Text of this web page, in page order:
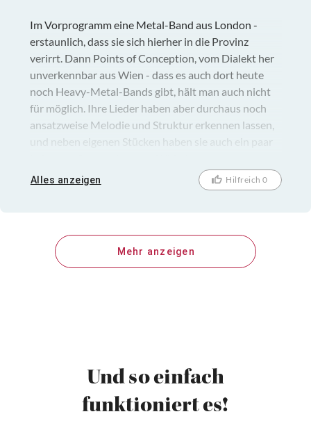
Im Vorprogramm eine Metal-Band aus London -
erstaunlich, dass sie sich hierher in die Provinz
verirrt. Dann Points of Conception, vom Dialekt her
unverkennbar aus Wien - dass es auch dort heute
noch Heavy-Metal-Bands gibt, hält man auch nicht
für möglich. Ihre Lieder haben aber durchaus noch
ansatzweise Melodie und Struktur erkennen lassen,
und neben eigenen Stücken haben sie auch ein paar
insgesamt eine sympathische Erscheinung, sollte
man sich merken. Ich war ja schon lange nicht mehr
verpasst. Wäre nett, mal wieder öfters dort hin zu
kommen. Auch das Publikum gut gemischt und
Alles anzeigen Hilfreich 0
Mehr anzeigen
Und so einfach
funktioniert es!